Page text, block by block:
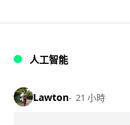
人工智能
Lawton 21 小時